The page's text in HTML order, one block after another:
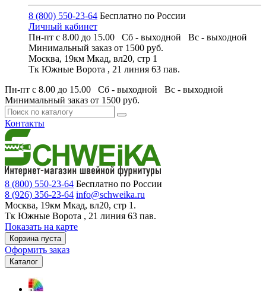
8 (800) 550-23-64 Бесплатно по России
Личный кабинет
Пн-пт с 8.00 до 15.00 Сб - выходной Вс - выходной
Минимальный заказ от 1500 руб.
Москва, 19км Мкад, вл20, стр 1
Тк Южные Ворота , 21 линия 63 пав.
Пн-пт с 8.00 до 15.00 Сб - выходной Вс - выходной
Минимальный заказ от 1500 руб.
Контакты
8 (800) 550-23-64 Бесплатно по России
8 (926) 356-23-64 info@schweika.ru
Москва, 19км Мкад, вл20, стр 1.
Тк Южные Ворота , 21 линия 63 пав.
Показать на карте
Корзина пуста
Оформить заказ
Каталог